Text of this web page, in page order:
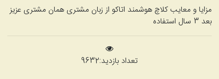
مزایا و معایب کلاچ هوشمند اتاکو از زبان مشتری همان مشتری عزیز
بعد 3 سال استفاده
تعداد بازدید:9632